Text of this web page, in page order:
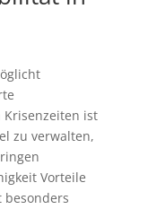
ist
zu verwalten,
Vorteile